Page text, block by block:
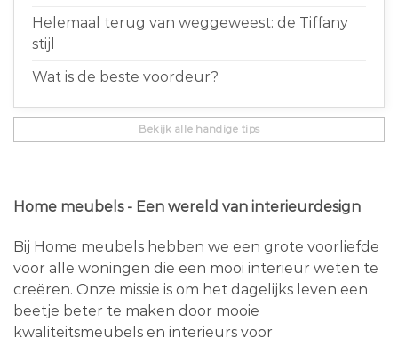
Helemaal terug van weggeweest: de Tiffany
stijl
Wat is de beste voordeur?
Bekijk alle handige tips
Home meubels - Een wereld van interieurdesign
Bij Home meubels hebben we een grote voorliefde
voor alle woningen die een mooi interieur weten te
creëren. Onze missie is om het dagelijks leven een
beetje beter te maken door mooie
kwaliteitsmeubels en interieurs voor